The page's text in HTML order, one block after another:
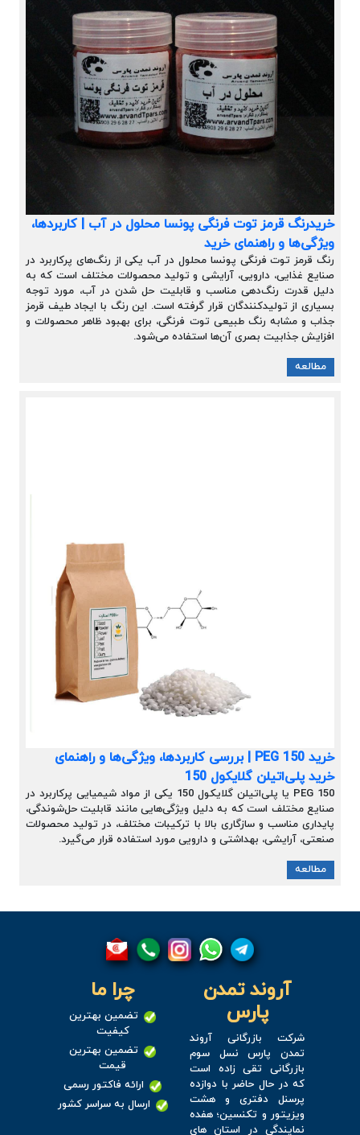
خریدرنگ قرمز توت فرنگی پونسا محلول در آب | کاربردها،
ویژگی‌ها و راهنمای خرید
رنگ قرمز توت فرنگی پونسا محلول در آب یکی از رنگ‌های پرکاربرد در
صنایع غذایی، دارویی، آرایشی و تولید محصولات مختلف است که به
دلیل قدرت رنگ‌دهی مناسب و قابلیت حل شدن در آب، مورد توجه
بسیاری از تولیدکنندگان قرار گرفته است. این رنگ با ایجاد طیف قرمز
جذاب و مشابه رنگ طبیعی توت فرنگی، برای بهبود ظاهر محصولات و
افزایش جذابیت بصری آن‌ها استفاده می‌شود.
مطالعه
خرید PEG 150 | بررسی کاربردها، ویژگی‌ها و راهنمای
خرید پلی‌اتیلن گلایکول 150
PEG 150 یا پلی‌اتیلن گلایکول 150 یکی از مواد شیمیایی پرکاربرد در
صنایع مختلف است که به دلیل ویژگی‌هایی مانند قابلیت حل‌شوندگی،
پایداری مناسب و سازگاری بالا با ترکیبات مختلف، در تولید محصولات
صنعتی، آرایشی، بهداشتی و دارویی مورد استفاده قرار می‌گیرد.
مطالعه
آروند تمدن
پارس
شرکت بازرگانی آروند
تمدن پارس نسل سوم
بازرگانی تقی زاده است
که در حال حاضر با دوازده
پرسنل دفتری و هشت
ویزیتور و تکنسین؛ هفده
نمایندگی در استان های
چرا ما
تضمین بهترین
کیفیت
تضمین بهترین
قیمت
ارائه فاکتور رسمی
ارسال به سراسر کشور